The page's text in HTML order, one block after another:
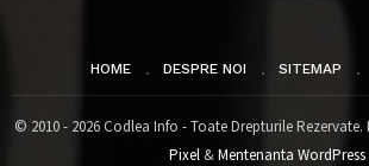
HOME DESPRE NOI SITEMAP
© 2010 - 2026 Codlea Info - Toate Drepturile
Pixel&Mentenanta WordPress